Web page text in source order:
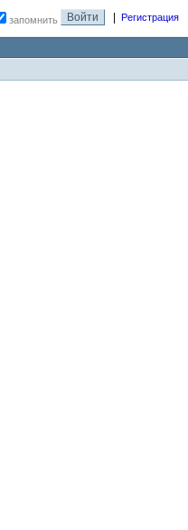
запомнить Регистрация